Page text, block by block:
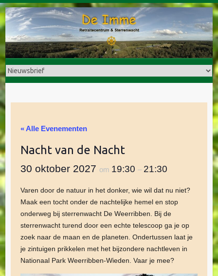
Doorgaan
naar
inhoud
« Alle Evenementen
Nacht van de Nacht
30 oktober 2027 om 19:30 – 21:30
Varen door de natuur in het donker, wie wil dat nu niet?
Maak een tocht onder de nachtelijke hemel en stop
onderweg bij sterrenwacht De Weerribben. Bij de
sterrenwacht turend door een echte telescoop ga je op
zoek naar de maan en de planeten. Ondertussen laat je
je zintuigen prikkelen met het bijzondere nachtleven in
Nationaal Park Weerribben-Wieden. Vaar je mee?